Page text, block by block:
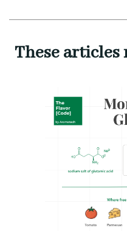
These articles